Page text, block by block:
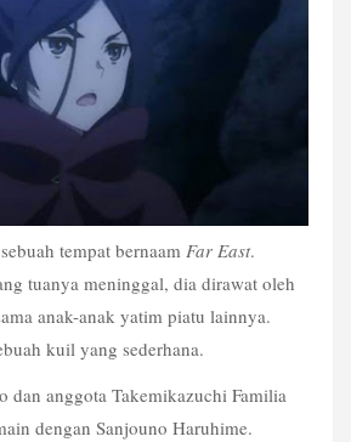
tempat bernaam Far East.
tuanya meninggal, dia dirawat oleh
anak-anak yatim piatu lainnya.
kuil yang sederhana.
dan anggota Takemikazuchi Familia
dengan Sanjouno Haruhime.